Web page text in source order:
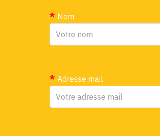
Nom
Adresse mail